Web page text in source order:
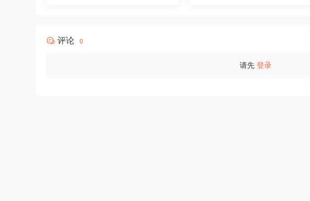
和 Clip 也具有量化设置。
智能音频接口选择 – 在 macOS 上，如果您尚未选择要与 DP 一起使用的
Clips 窗口增强功能 – “New Empty Clips Scene”命令使用新的空剪辑填
评论 0
请先 登录